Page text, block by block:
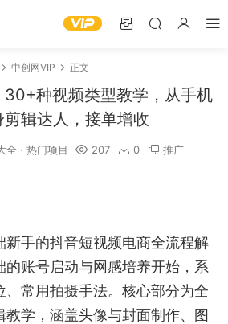
中创网VIP 正文
30+种视频类型教学，从手机
辑达人，接单增收
全 · 热门项目 207 0 推广
新手的抖音短视频电商全流程解
的账号启动与网感培养开始，系
、常用拍摄手法。核心部分为全
学，涵盖头像与封面制作、图